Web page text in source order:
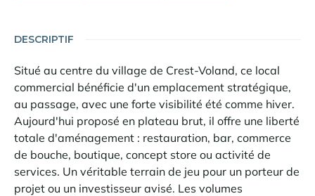
DESCRIPTIF
Situé au centre du village de Crest-Voland, ce local
commercial bénéficie d'un emplacement stratégique,
au passage, avec une forte visibilité été comme hiver.
Aujourd'hui proposé en plateau brut, il offre une liberté
totale d'aménagement : restauration, bar, commerce
de bouche, boutique, concept store ou activité de
services. Un véritable terrain de jeu pour un porteur de
projet ou un investisseur avisé. Les volumes